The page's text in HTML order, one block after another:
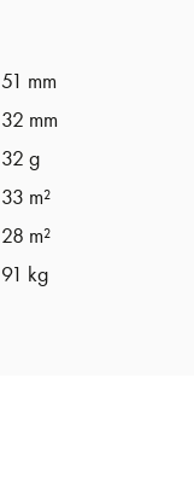
51 mm
32 mm
32 g
33 m²
28 m²
91 kg